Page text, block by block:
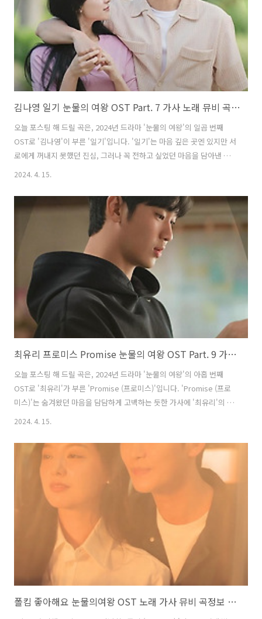
다. 더 바랄 게 없죠 - 제로베이스원 김태래 가사 Look at my eye..
김나영 일기 눈물의 여왕 OST Part. 7 가사 노래 뮤비 곡정보
오늘 포스팅 해 드릴 곡은, 2024년 드라마 '눈물의 여왕'의 일곱 번째
OST로 '김나영'이 부른 '일기'입니다. '일기'는 마음 깊은 곳엔 있지만 서
로에게 꺼내지 못했던 진심, 그러나 꼭 전하고 싶었던 마음을 담아낸 곡
으로, '남혜승', '김경희'가 작사, 작곡했습니다. 4화 해인(김지원 분)이
에 삽입되었으며, 일기를 통해 더욱 선명해지는 고백과 진심 같은 것들이
담겨 있는 노랫말이 깊은 몰입감을 선사합니다. 또한 절제된 선율에 실린
'김나영'의 섬세하고 애절한 음색이 마음을 울립니다. 일기 - 김나영 가사
잠시 내 맘을 꺼내어볼게 전해줄말이 너무 많아 아무일 없던 어느날처럼
얘길들어 줄 수 있니 때론 많이도 다투었었지 그때도 ..
2024. 4. 15.
최유리 프로미스 Promise 눈물의 여왕 OST Part. 9 가사 노래 뮤비 곡정보
오늘 포스팅 해 드릴 곡은, 2024년 드라마 '눈물의 여왕'의 아홉 번째
OST로 '최유리'가 부른 'Promise (프로미스)'입니다. 'Promise (프로
미스)'는 숨겨왔던 마음을 담담하게 고백하는 듯한 가사에 '최유리'의 호
소력 짙은 음색이 더해져 현우(김수현 분)를 향한 해인(김지원 분)의 간절
작사, 작곡했습니다. 드라마 '눈물의 여왕'의 음악을 책임지고 있는 '남혜
승' 음악감독과 '사이코지만 괜찮아', '사랑의 불시착', '그 해 우리는' 등
의 작품에서 호흡을 함께 했던 뮤지션 '김경희'가 협업했으며 여기에 시
적인 노랫말로 사랑받는 싱어송라이터 '최유리'의 따뜻한 음색까지, 심
도 깊은 서사를 느끼게 해주는 노래로 완성..
2024. 4. 15.
폴킴 좋아해요 눈물의여왕 OST 노래 가사 뮤비 곡정보 OST 노래모음